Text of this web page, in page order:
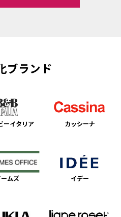
ブランド
ーイタリア カッシーナ
ームズ イデー